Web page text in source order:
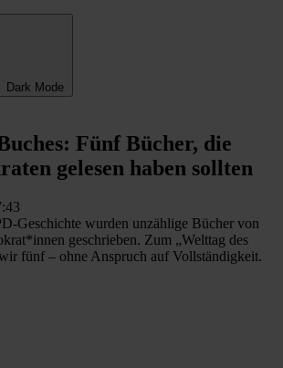
Dark Mode
Fünf Bücher, die
gelesen haben sollten
Geschichte wurden unzählige Bücher von
geschrieben. Zum „Welttag des
fünf – ohne Anspruch auf Vollständigkeit.